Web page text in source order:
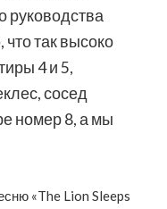
руководства
так высоко
4 и 5,
сосед
номер 8, а мы
«The Lion Sleeps